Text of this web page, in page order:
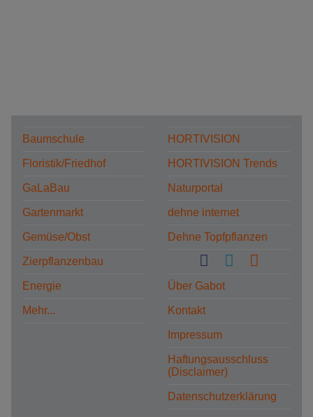
Baumschule
Floristik/Friedhof
GaLaBau
Gartenmarkt
Gemüse/Obst
Zierpflanzenbau
Energie
Mehr...
HORTIVISION
HORTIVISION Trends
Naturportal
dehne internet
Dehne Topfpflanzen
Über Gabot
Kontakt
Impressum
Haftungsausschluss
(Disclaimer)
Datenschutzerklärung